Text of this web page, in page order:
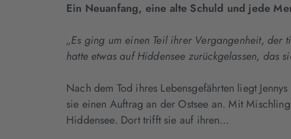
Ein Neuanfang, eine alte Schuld und jede
„Es ging um einen Teil ihrer Vergangenheit,
hatte etwas auf Hiddensee zurückgelassen, das
Nach dem Tod ihres Lebensgefährten liegt
sie einen Auftrag an der Ostsee an. Mit
Hiddensee. Dort trifft sie auf ihren…